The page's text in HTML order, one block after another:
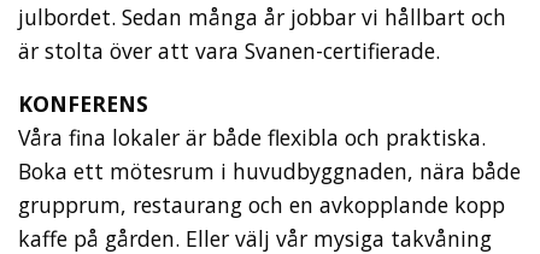
julbordet. Sedan många år jobbar vi hållbart och
är stolta över att vara Svanen-certifierade.
KONFERENS
Våra fina lokaler är både flexibla och praktiska.
Boka ett mötesrum i huvudbyggnaden, nära både
grupprum, restaurang och en avkopplande kopp
kaffe på gården. Eller välj vår mysiga takvåning